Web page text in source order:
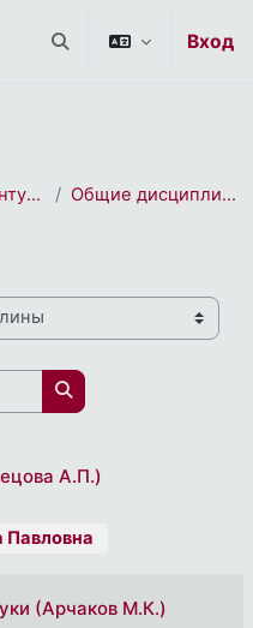
Изменить данныеВход
Аспирантура Общие дисциплины
Поиск курса
А.П.)
Павловна
(Арчаков М.К.)